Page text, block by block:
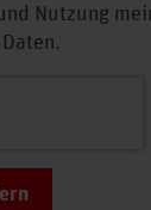
Nutzung